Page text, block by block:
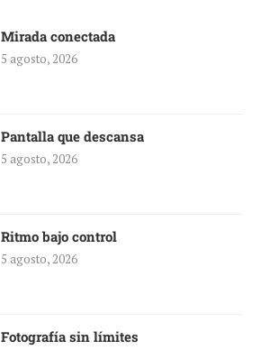
Mirada conectada
5 agosto, 2026
Pantalla que descansa
5 agosto, 2026
Ritmo bajo control
5 agosto, 2026
Fotografía sin límites